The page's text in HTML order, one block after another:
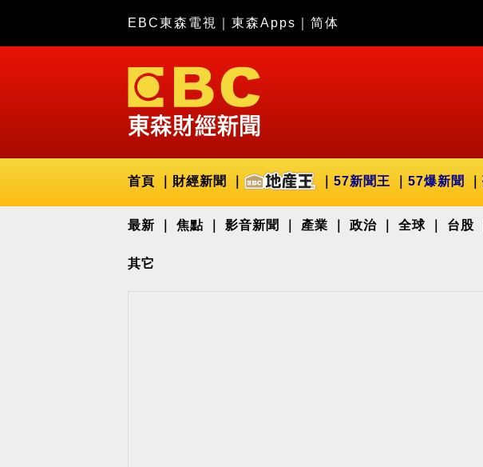
EBC東森電視 東森Apps 简体
首頁 財經新聞 57新聞王 57爆新聞
最新 焦點 影音新聞 產業 政治 全球 台股
其它